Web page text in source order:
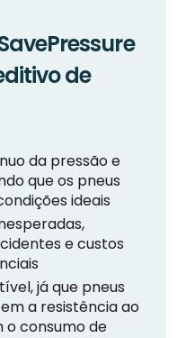
de
da pressão e
que os pneus
ideais
e custos
já que pneus
a resistência ao
consumo de